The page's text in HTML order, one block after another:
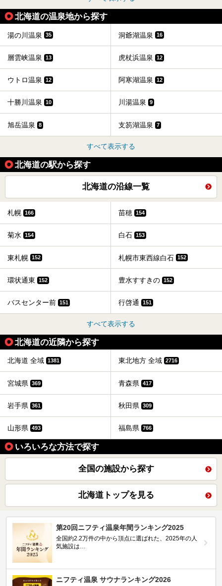
北海道の温泉地から探す
湯の川温泉 35 洞爺湖温泉 16
層雲峡温泉 13 虎杖浜温泉 12
ウトロ温泉 12 阿寒湖温泉 12
十勝川温泉 10 川湯温泉 9
旭岳温泉 8 支笏湖温泉 7
すべて表示する
北海道の駅から探す
北海道の沿線一覧
札幌 166 苗穂 154
菊水 154 白石 153
東札幌 152 札幌市東西線白石 152
環状通東 152 豊水すすきの 152
バスセンター前 151 行啓通 151
すべて表示する
北海道の近隣から探す
北海道 全域 1381 東北地方 全域 2716
宮城県 369 青森県 417
岩手県 361 秋田県 309
山形県 493 福島県 766
いろいろな方法で探す
全国の施設から探す
北海道トップを見る
第20回ニフティ温泉年間ランキング2025
全国約2.2万件の中から頂点に選ばれた、2025年の人
気施設は…
ニフティ温泉 サウナランキング2026